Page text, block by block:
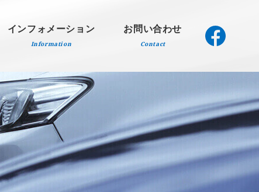
インフォメーション
Information
お問い合わせ
Contact